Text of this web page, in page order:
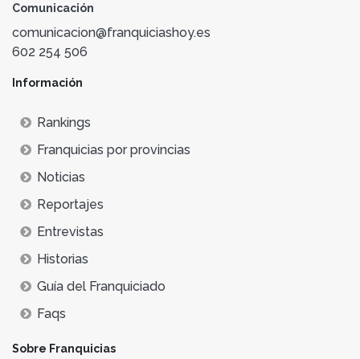
Comunicación
comunicacion@franquiciashoy.es
602 254 506
Información
Rankings
Franquicias por provincias
Noticias
Reportajes
Entrevistas
Historias
Guía del Franquiciado
Faqs
Sobre Franquicias